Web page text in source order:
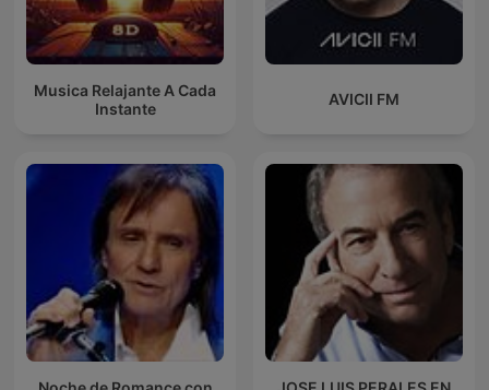
Musica Relajante A Cada
Instante
AVICII FM